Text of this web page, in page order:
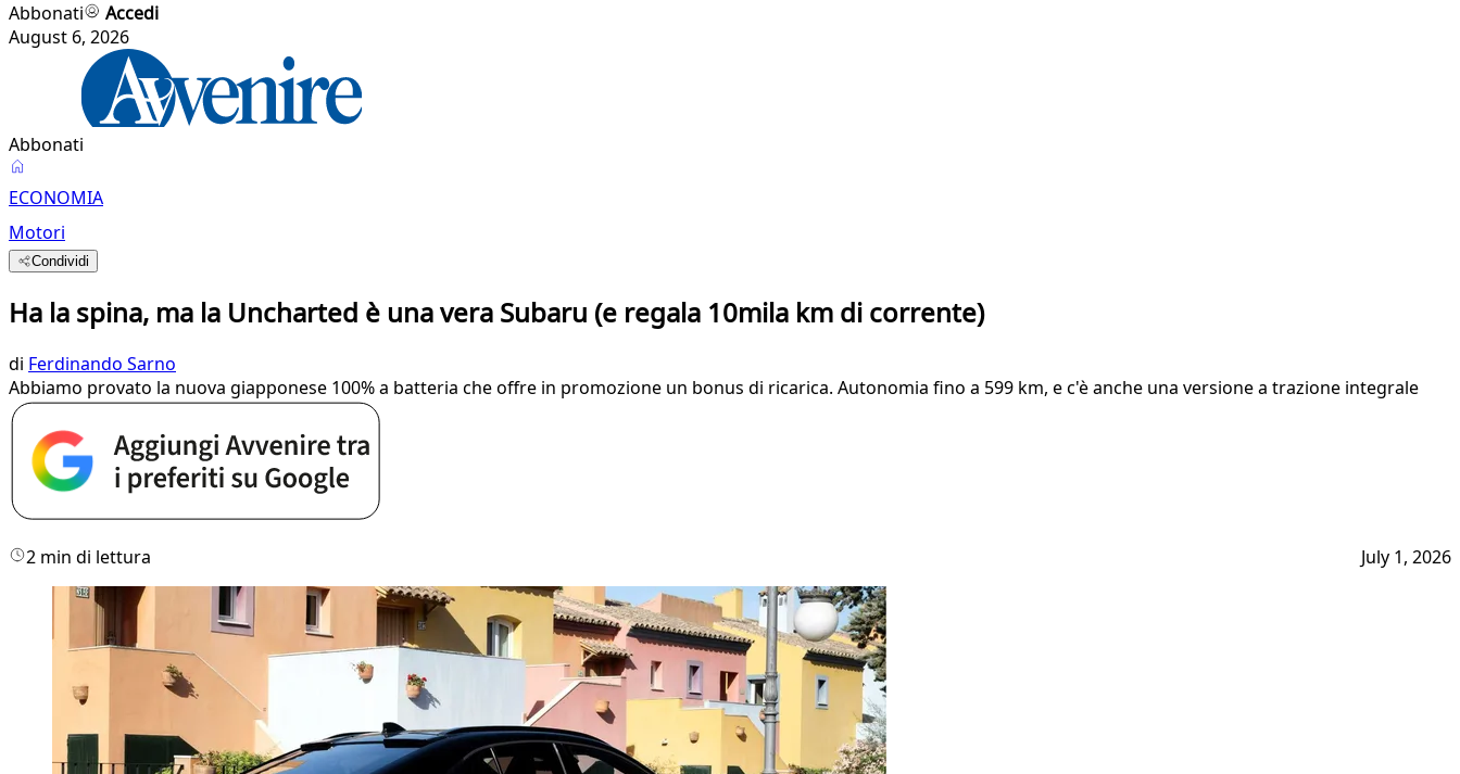
Abbonati
Accedi
August 6, 2026
Abbonati
ECONOMIA
Motori
Condividi
Ha la spina, ma la Uncharted è una vera Subaru (e regala 10mila km di corrente)
di Ferdinando Sarno
Abbiamo provato la nuova giapponese 100% a batteria che offre in promozione un bonus di ricarica. Autonomia fino a 599 km, e c'è anche una versione a trazione integrale
2 min di lettura July 1, 2026